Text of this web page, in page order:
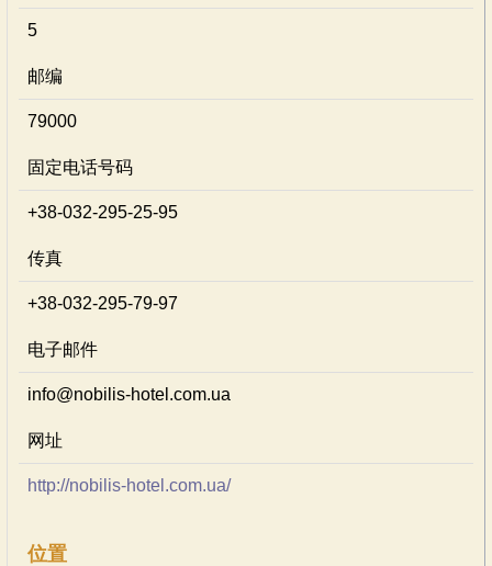
5
邮编
79000
固定电话号码
+38-032-295-25-95
传真
+38-032-295-79-97
电子邮件
info@nobilis-hotel.com.ua
网址
http://nobilis-hotel.com.ua/
位置